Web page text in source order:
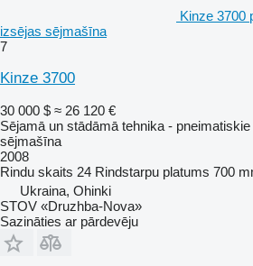
Kinze 3700
izsējas sējmašīna
7
Kinze 3700
30 000 $ ≈ 26 120 €
Sējamā un stādāmā tehnika -
sējmašīna
2008
Rindu skaits 24 Rindstarpu platums 700
Ukraina, Ohinki
STOV «Druzhba-Nova»
Sazināties ar pārdevēju